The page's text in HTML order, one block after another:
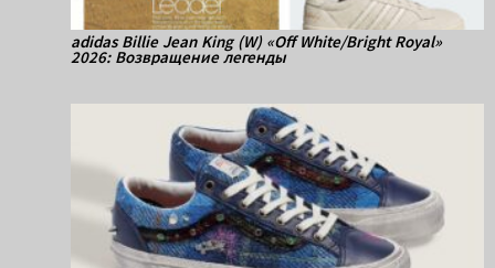
adidas Billie Jean King (W) «Off White/Bright Royal»
2026: Возвращение легенды